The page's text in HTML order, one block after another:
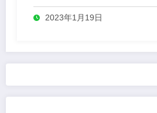
2023年1月19日